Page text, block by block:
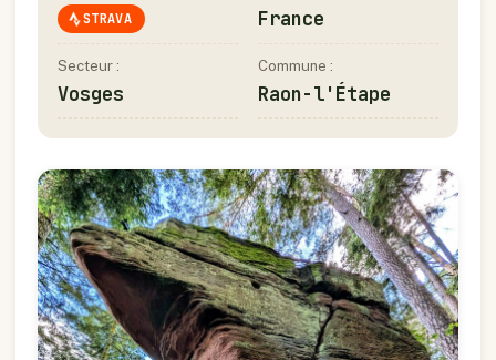
STRAVA France
Secteur :
Vosges
Commune :
Raon-l'Étape